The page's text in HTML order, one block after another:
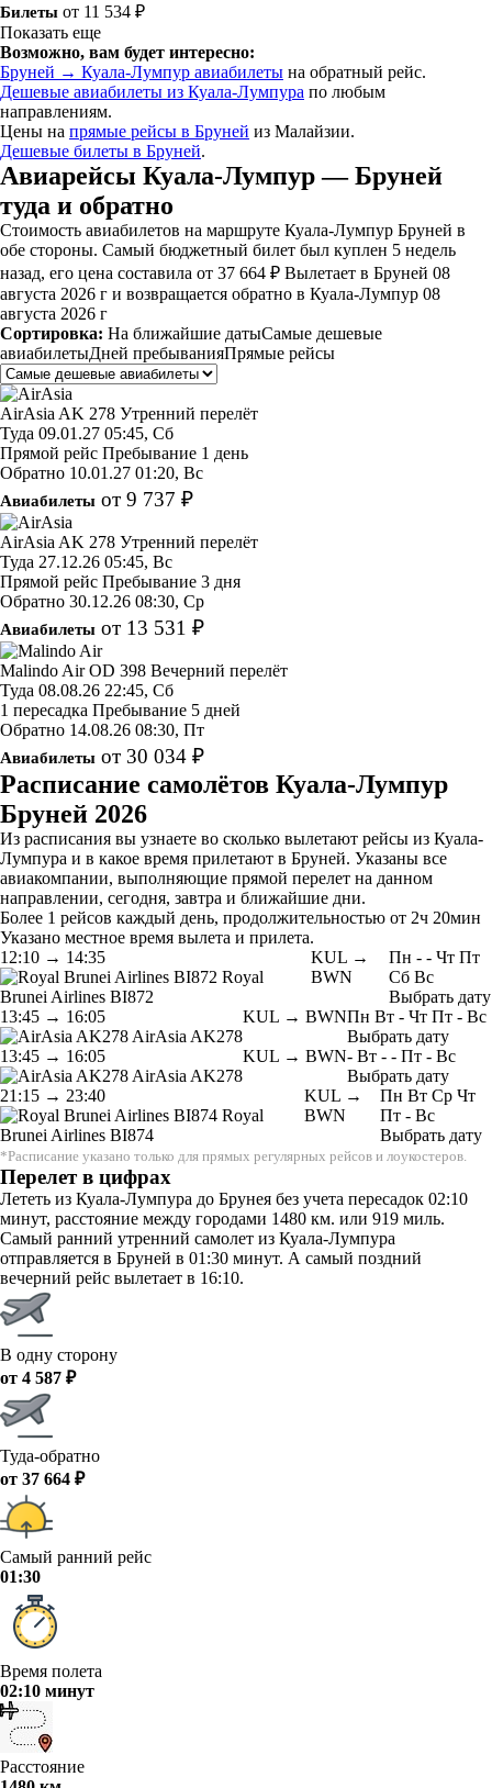
Билеты от 11 534 ₽
Показать еще
Возможно, вам будет интересно:
Бруней → Куала-Лумпур авиабилеты на обратный рейс.
Дешевые авиабилеты из Куала-Лумпура по любым
направлениям.
Цены на прямые рейсы в Бруней из Малайзии.
Дешевые билеты в Бруней.
Авиарейсы Куала-Лумпур — Бруней
туда и обратно
Стоимость авиабилетов на маршруте Куала-Лумпур Бруней в
обе стороны. Самый бюджетный билет был куплен 5 недель
назад, его цена составила от 37 664 ₽ Вылетает в Бруней 08
августа 2026 г и возвращается обратно в Куала-Лумпур 08
августа 2026 г
Сортировка: На ближайшие датыСамые дешевые
авиабилетыДней пребыванияПрямые рейсы
AirAsia AK 278 Утренний перелёт
Туда 09.01.27 05:45, Сб
Прямой рейс Пребывание 1 день
Обратно 10.01.27 01:20, Вс
Авиабилеты от 9 737 ₽
AirAsia AK 278 Утренний перелёт
Туда 27.12.26 05:45, Вс
Прямой рейс Пребывание 3 дня
Обратно 30.12.26 08:30, Ср
Авиабилеты от 13 531 ₽
Malindo AirOD 398 Вечерний перелёт
Туда 08.08.26 22:45, Сб
1 пересадка Пребывание 5 дней
Обратно 14.08.26 08:30, Пт
Авиабилеты от 30 034 ₽
Расписание самолётов Куала-Лумпур
Бруней 2026
Из расписания вы узнаете во сколько вылетают рейсы из Куала-
Лумпура и в какое время прилетают в Бруней. Указаны все
авиакомпании, выполняющие прямой перелет на данном
направлении, сегодня, завтра и ближайшие дни.
Более 1 рейсов каждый день, продолжительностью от 2ч 20мин
Указано местное время вылета и прилета.
12:10 → 14:35
Royal
Brunei Airlines BI872
KUL →
BWN
Пн - - Чт Пт
Сб Вс
Выбрать дату
13:45 → 16:05
AirAsia AK278
KUL → BWNПн Вт - Чт Пт - Вс
Выбрать дату
13:45 → 16:05
AirAsia AK278
KUL → BWN- Вт - - Пт - Вс
Выбрать дату
21:15 → 23:40
Royal
Brunei Airlines BI874
KUL →
BWN
Пн Вт Ср Чт
Пт - Вс
Выбрать дату
*Расписание указано только для прямых регулярных рейсов и лоукостеров.
Перелет в цифрах
Лететь из Куала-Лумпура до Брунея без учета пересадок 02:10
минут, расстояние между городами 1480 км. или 919 миль.
Самый ранний утренний самолет из Куала-Лумпура
отправляется в Бруней в 01:30 минут. А самый поздний
вечерний рейс вылетает в 16:10.
В одну сторону
от 4 587 ₽
Туда-обратно
от 37 664 ₽
Самый ранний рейс
01:30
Время полета
02:10 минут
Расстояние